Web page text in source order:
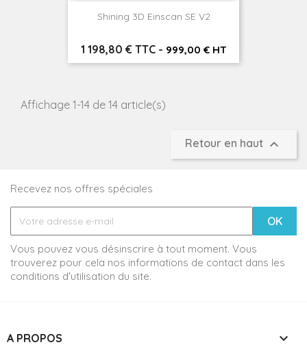
Shining 3D Einscan SE V2
Prix
1 198,80 € TTC - 999,00 € HT
Affichage 1-14 de 14 article(s)
Retour en haut 
Recevez nos offres spéciales
Vous pouvez vous désinscrire à tout moment. Vous
trouverez pour cela nos informations de contact dans les
conditions d'utilisation du site.
A PROPOS 